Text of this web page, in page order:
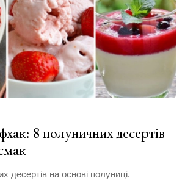
8 полуничних десертів
десертів на основі полуниці.